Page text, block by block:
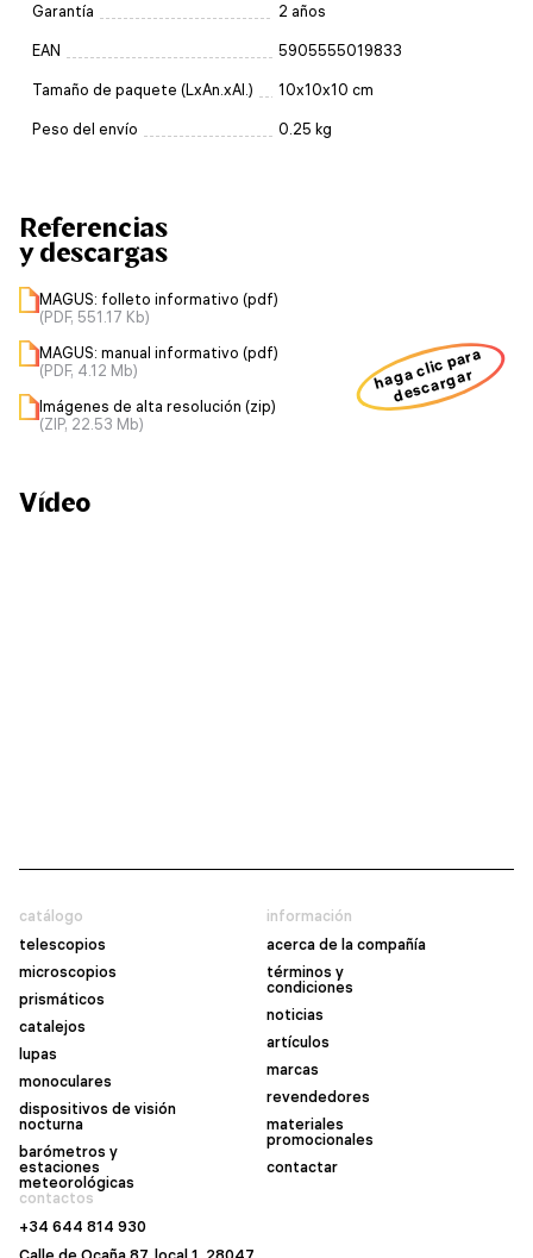
Garantía 2 años
EAN 5905555019833
Tamaño de paquete (LxAn.xAl.) 10x10x10 cm
Peso del envío 0.25 kg
Referencias
y descargas
MAGUS: folleto informativo (pdf)
(PDF, 551.17 Kb)
MAGUS: manual informativo (pdf)
(PDF, 4.12 Mb)
Imágenes de alta resolución (zip)
(ZIP, 22.53 Mb)
haga clic para
descargar
Vídeo
catálogo
telescopios
microscopios
prismáticos
catalejos
lupas
monoculares
dispositivos de visión
nocturna
barómetros y
estaciones
meteorológicas
información
acerca de la compañía
términos y
condiciones
noticias
artículos
marcas
revendedores
materiales
promocionales
contactar
contactos
+34 644 814 930